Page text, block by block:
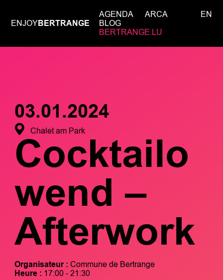
ENJOYBERTRANGE
AGENDA
ARCA
BLOG
BERTRANGE.LU
EN
03.01.2024
Chalet am Park
Cocktailo
wend –
Afterwork
Organisateur : Commune de Bertrange
Heure : 17:00 - 21:30